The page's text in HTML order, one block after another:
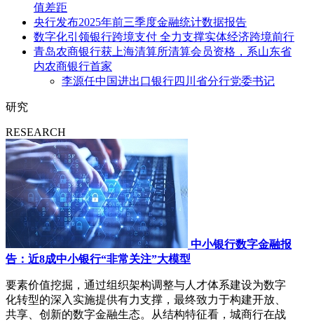
值差距
央行发布2025年前三季度金融统计数据报告
数字化引领银行跨境支付 全力支撑实体经济跨境前行
青岛农商银行获上海清算所清算会员资格，系山东省
内农商银行首家
李源任中国进出口银行四川省分行党委书记
研究
RESEARCH
中小银行数字金融报
告：近8成中小银行“非常关注”大模型
要素价值挖掘，通过组织架构调整与人才体系建设为数字
化转型的深入实施提供有力支撑，最终致力于构建开放、
共享、创新的数字金融生态。从结构特征看，城商行在战